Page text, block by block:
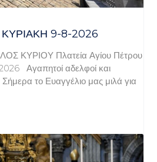
9-8-2026
ΚΥΡΙΟΥ Πλατεία Αγίου Πέτρου
Αγαπητοί αδελφοί και
το Ευαγγέλιο μας μιλά για